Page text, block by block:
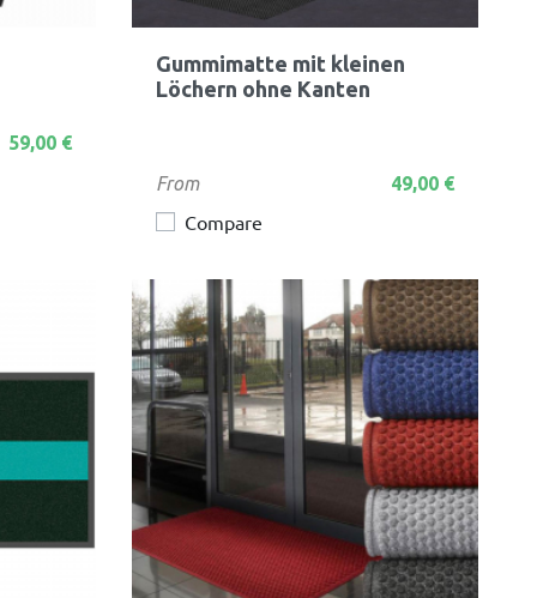
59,00 €
 Vorschau
Gummimatte mit kleinen
Löchern ohne Kanten
Preis
From 49,00 €
Compare